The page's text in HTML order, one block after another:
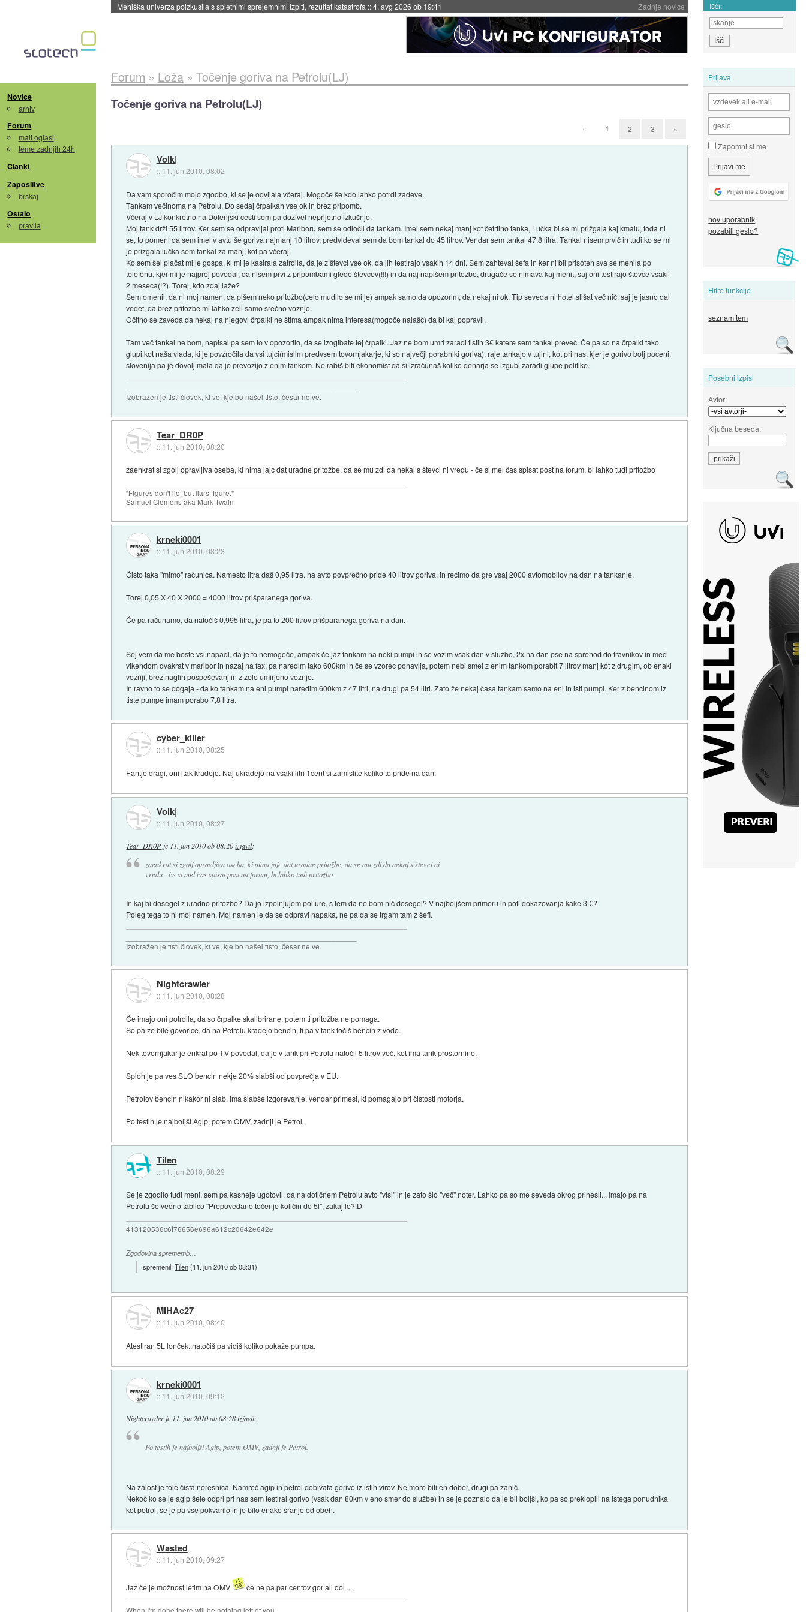
Zadnje novice
4. avg 2026 ob 19:41 Išči:
Novice
arhiv
Forum
mali oglasi
teme zadnjih 24h
Članki
Zaposlitve
brskaj
Ostalo
pravila
Prijava
Zapomni si me
nov uporabnik
pozabili geslo?
Hitre funkcije
seznam tem
Posebni izpisi
Avtor:
Ključna beseda:
Forum » Loža» Točenje goriva na Petrolu(LJ)
Točenje goriva na Petrolu(LJ)
« 1 2 3 »
Volk|
:: 11. jun 2010, 08:02
Da vam sporočim mojo zgodbo, ki se je odvijala včeraj. Mogoče še kdo lahko potrdi zadeve.
Tankam večinoma na Petrolu. Do sedaj črpalkah vse ok in brez pripomb.
Včeraj v LJ konkretno na Dolenjski cesti sem pa doživel neprijetno izkušnjo.
Moj tank drži 55 litrov. Ker sem se odpravljal proti Mariboru sem se odločil da tankam. Imel sem nekaj manj kot četrtino tanka, Lučka bi se mi prižgala kaj kmalu, toda ni
se, to pomeni da sem imel v avtu še goriva najmanj 10 litrov. predvideval sem da bom tankal do 45 litrov. Vendar sem tankal 47,8 litra. Tankal nisem prvič in tudi ko se mi
je prižgala lučka sem tankal za manj, kot pa včeraj.
Ko sem šel plačat mi je gospa, ki mi je kasirala zatrdila, da je z števci vse ok, da jih testirajo vsakih 14 dni. Sem zahteval šefa in ker ni bil prisoten sva se menila po
telefonu, kjer mi je najprej povedal, da nisem prvi z pripombami glede števcev(!!!) in da naj napišem pritožbo, drugače se nimava kaj menit, saj oni testirajo števce vsaki
2 meseca(!?). Torej, kdo zdaj laže?
Sem omenil, da ni moj namen, da pišem neko pritožbo(celo mudilo se mi je) ampak samo da opozorim, da nekaj ni ok. Tip seveda ni hotel slišat več nič, saj je jasno dal
vedet, da brez pritožbe mi lahko želi samo srečno vožnjo.
Očitno se zaveda da nekaj na njegovi črpalki ne štima ampak nima interesa(mogoče nalašč) da bi kaj popravil.
Tam več tankal ne bom, napisal pa sem to v opozorilo, da se izogibate tej črpalki. Jaz ne bom umrl zaradi tistih 3€ katere sem tankal preveč. Če pa so na črpalki tako
glupi kot naša vlada, ki je povzročila da vsi tujci(mislim predvsem tovornjakarje, ki so največji porabniki goriva), raje tankajo v tujini, kot pri nas, kjer je gorivo bolj poceni,
slovenija pa je dovolj mala da jo prevozijo z enim tankom. Ne rabiš biti ekonomist da si izračunaš koliko denarja se izgubi zaradi glupe politike.
Izobražen je tisti človek, ki ve, kje bo našel tisto, česar ne ve.
Tear_DR0P
:: 11. jun 2010, 08:20
zaenkrat si zgolj opravljiva oseba, ki nima jajc dat uradne pritožbe, da se mu zdi da nekaj s števci ni vredu - če si mel čas spisat post na forum, bi lahko tudi pritožbo
"Figures don't lie, but liars figure."
Samuel Clemens aka Mark Twain
krneki0001
:: 11. jun 2010, 08:23
Čisto taka "mimo" računica. Namesto litra daš 0,95 litra. na avto povprečno pride 40 litrov goriva. in recimo da gre vsaj 2000 avtomobilov na dan na tankanje.
Torej 0,05 X 40 X 2000 = 4000 litrov prišparanega goriva.
Če pa računamo, da natočiš 0,995 litra, je pa to 200 litrov prišparanega goriva na dan.
Sej vem da me boste vsi napadl, da je to nemogoče, ampak če jaz tankam na neki pumpi in se vozim vsak dan v službo, 2x na dan pse na sprehod do travnikov in med
vikendom dvakrat v maribor in nazaj na fax, pa naredim tako 600km in če se vzorec ponavlja, potem nebi smel z enim tankom porabit 7 litrov manj kot z drugim, ob enaki
vožnji, brez naglih pospeševanj in z zelo umirjeno vožnjo.
In ravno to se dogaja - da ko tankam na eni pumpi naredim 600km z 47 litri, na drugi pa 54 litri. Zato že nekaj časa tankam samo na eni in isti pumpi. Ker z bencinom iz
tiste pumpe imam porabo 7,8 litra.
cyber_killer
:: 11. jun 2010, 08:25
Fantje dragi, oni itak kradejo. Naj ukradejo na vsaki litri 1cent si zamislite koliko to pride na dan.
Volk|
:: 11. jun 2010, 08:27
Tear_DR0Pje 11. jun 2010 ob 08:20 izjavil:
zaenkrat si zgolj opravljiva oseba, ki nima jajc dat uradne pritožbe, da se mu zdi da nekaj s števci ni
vredu - če si mel čas spisat post na forum, bi lahko tudi pritožbo
In kaj bi dosegel z uradno pritožbo? Da jo izpolnjujem pol ure, s tem da ne bom nič dosegel? V najboljšem primeru in poti dokazovanja kake 3 €?
Poleg tega to ni moj namen. Moj namen je da se odpravi napaka, ne pa da se trgam tam z šefi.
Izobražen je tisti človek, ki ve, kje bo našel tisto, česar ne ve.
Nightcrawler
:: 11. jun 2010, 08:28
Če imajo oni potrdila, da so črpalke skalibrirane, potem ti pritožba ne pomaga.
So pa že bile govorice, da na Petrolu kradejo bencin, ti pa v tank točiš bencin z vodo.
Nek tovornjakar je enkrat po TV povedal, da je v tank pri Petrolu natočil 5 litrov več, kot ima tank prostornine.
Sploh je pa ves SLO bencin nekje 20% slabši od povprečja v EU.
Petrolov bencin nikakor ni slab, ima slabše izgorevanje, vendar primesi, ki pomagajo pri čistosti motorja.
Po testih je najboljši Agip, potem OMV, zadnji je Petrol.
Tilen
:: 11. jun 2010, 08:29
Se je zgodilo tudi meni, sem pa kasneje ugotovil, da na dotičnem Petrolu avto "visi" in je zato šlo "več" noter. Lahko pa so me seveda okrog prinesli... Imajo pa na
Petrolu še vedno tablico "Prepovedano točenje količin do 5l", zakaj le?:D
413120536c6f76656e696a612c20642e642e
Zgodovina sprememb…
spremenil:Tilen(11. jun 2010 ob 08:31)
MIHAc27
:: 11. jun 2010, 08:40
Atestiran 5L lonček..natočiš pa vidiš koliko pokaže pumpa.
krneki0001
:: 11. jun 2010, 09:12
Nightcrawlerje 11. jun 2010 ob 08:28 izjavil:
Po testih je najboljši Agip, potem OMV, zadnji je Petrol.
Na žalost je tole čista neresnica. Namreč agip in petrol dobivata gorivo iz istih virov. Ne more biti en dober, drugi pa zanič.
Nekoč ko se je agip šele odprl pri nas sem testiral gorivo (vsak dan 80km v eno smer do službe) in se je poznalo da je bil boljši, ko pa so preklopili na istega ponudnika
kot petrol, se je pa vse pokvarilo in je bilo enako sranje od obeh.
Wasted
:: 11. jun 2010, 09:27
Jaz če je možnost letim na OMV če ne pa par centov gor ali dol ...